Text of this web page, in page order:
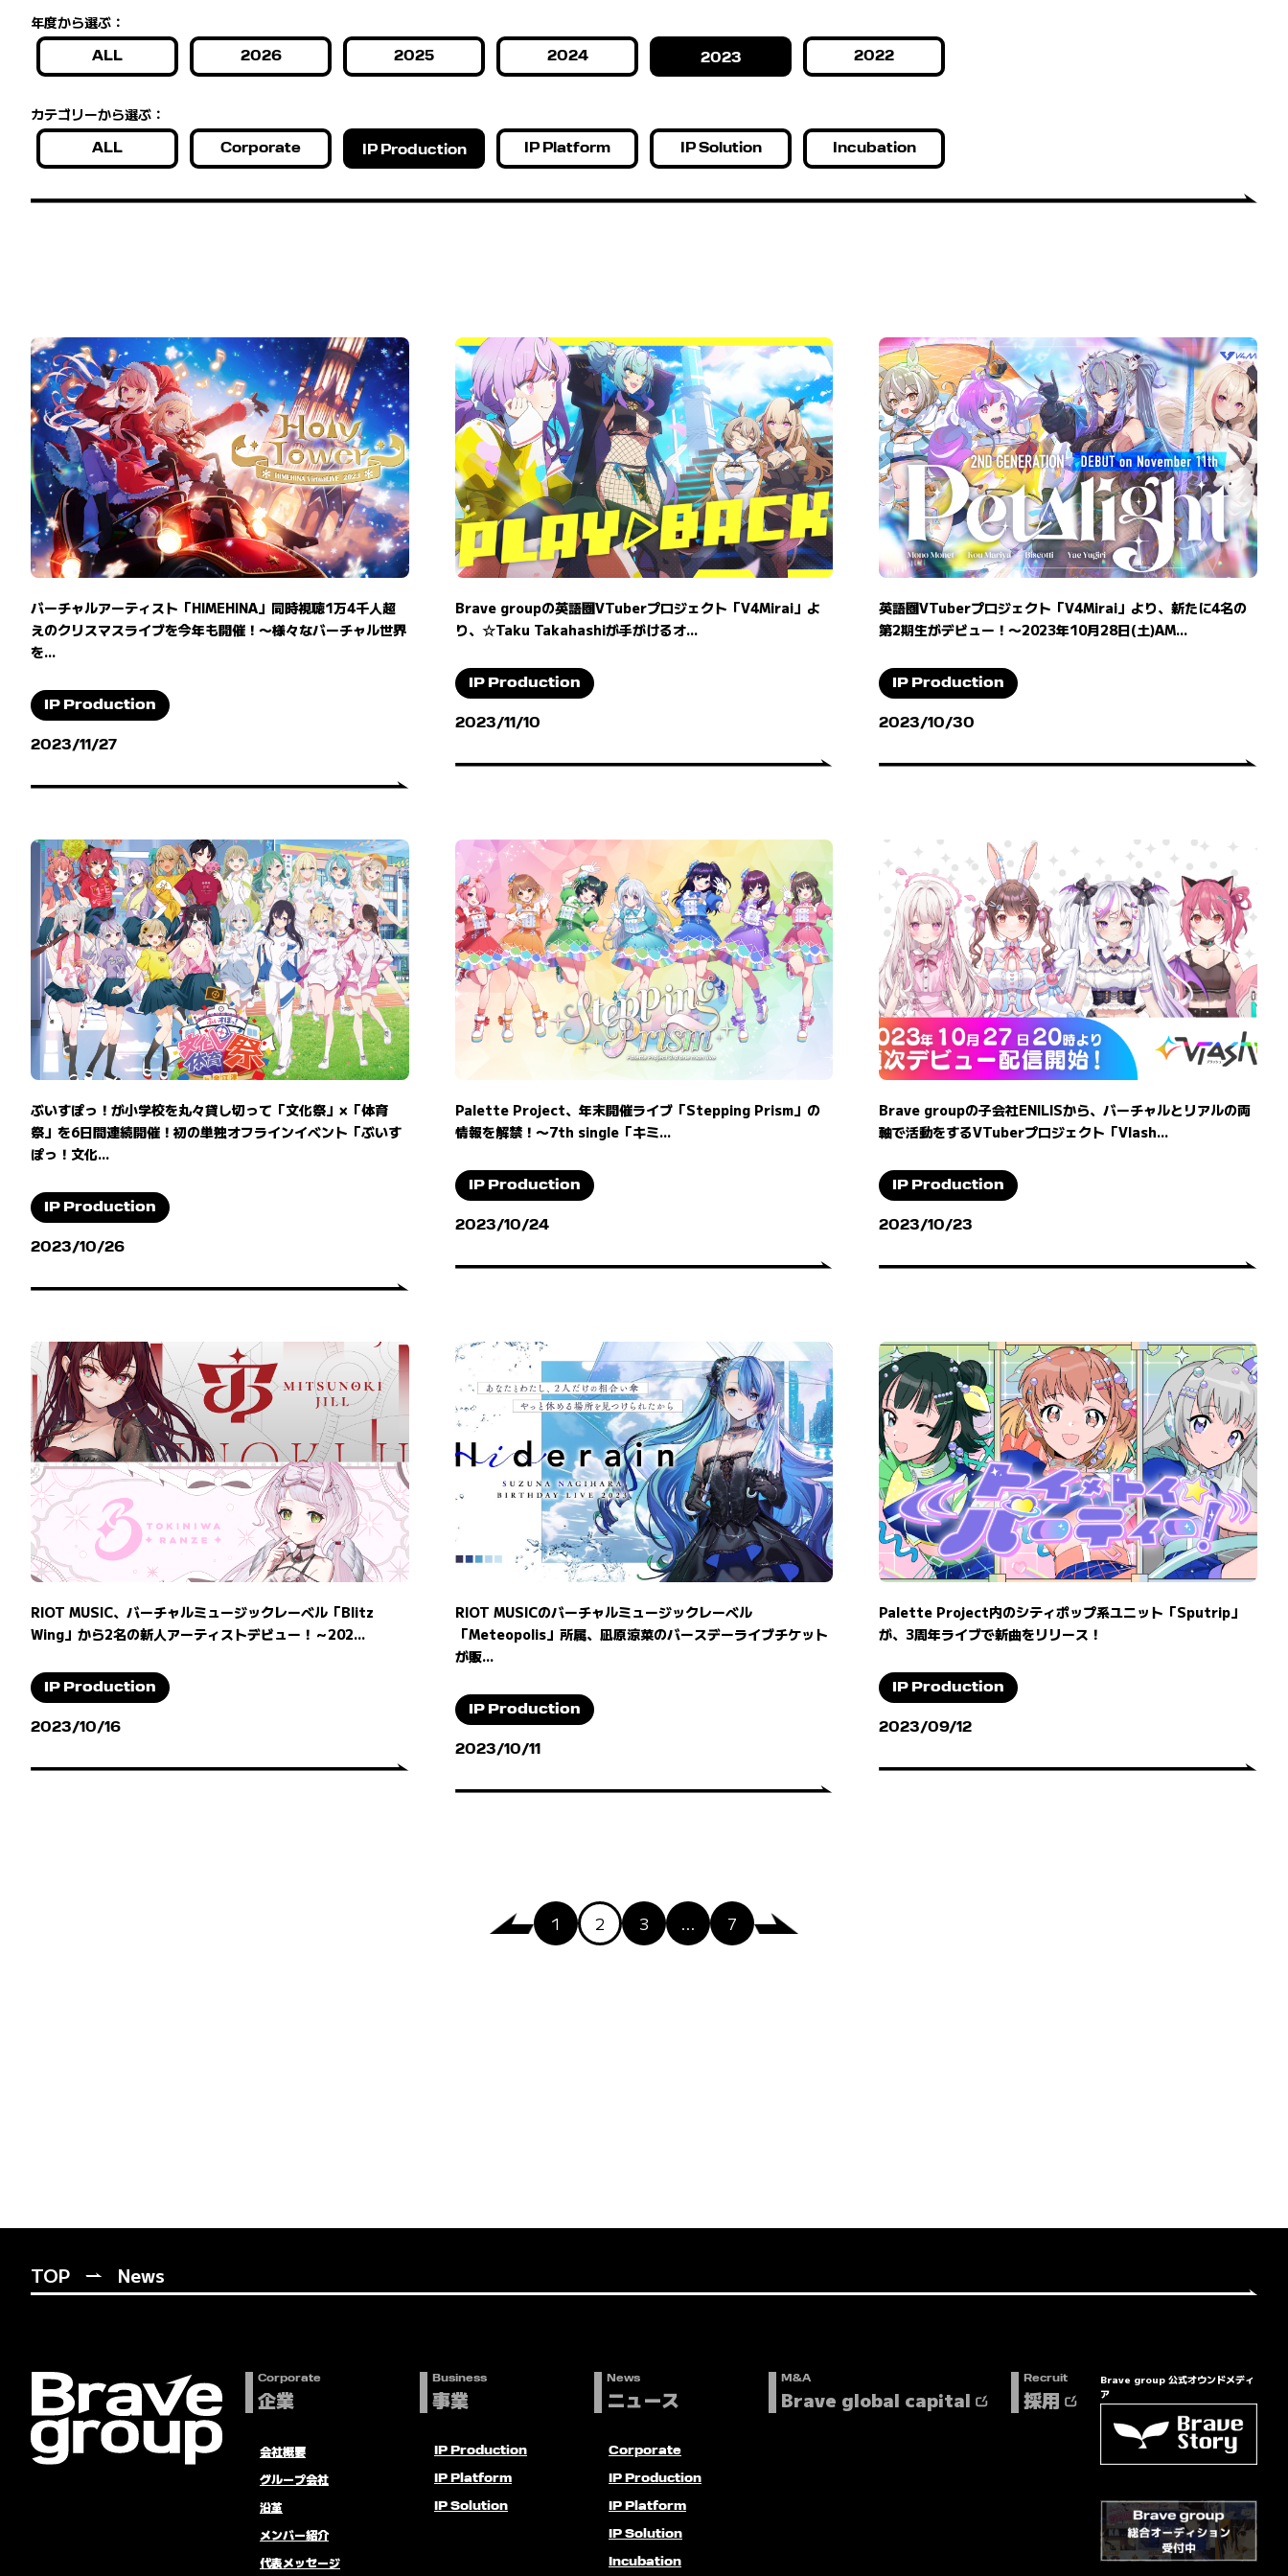
年度から選ぶ：
ALL 2026 2025 2024 2023 2022
カテゴリーから選ぶ：
ALL Corporate IP Production IP Platform IP Solution Incubation
バーチャルアーティスト「HIMEHINA」同時視聴1万4千人超
えのクリスマスライブを今年も開催！〜様々なバーチャル世界
を...
IP Production
2023/11/27
Brave groupの英語圏VTuberプロジェクト「V4Mirai」よ
り、☆Taku Takahashiが手がけるオ...
IP Production
2023/11/10
英語圏VTuberプロジェクト「V4Mirai」より、新たに4名の
第2期生がデビュー！〜2023年10月28日(土)AM...
IP Production
2023/10/30
ぶいすぽっ！が小学校を丸々貸し切って「文化祭」×「体育
祭」を6日間連続開催！初の単独オフラインイベント「ぶいす
ぽっ！文化...
IP Production
2023/10/26
Palette Project、年末開催ライブ「Stepping Prism」の
情報を解禁！〜7th single「キミ...
IP Production
2023/10/24
Brave groupの子会社ENILISから、バーチャルとリアルの両
軸で活動をするVTuberプロジェクト「Vlash...
IP Production
2023/10/23
RIOT MUSIC、バーチャルミュージックレーベル「Blitz
Wing」から2名の新人アーティストデビュー！～202...
IP Production
2023/10/16
RIOT MUSICのバーチャルミュージックレーベル
「Meteopolis」所属、凪原涼菜のバースデーライブチケット
が販...
IP Production
2023/10/11
Palette Project内のシティポップ系ユニット「Sputrip」
が、3周年ライブで新曲をリリース！
IP Production
2023/09/12
1 2 3 … 7
TOP News
Corporate
企業
会社概要
グループ会社
沿革
メンバー紹介
代表メッセージ
Business
事業
IP Production
IP Platform
IP Solution
News
ニュース
Corporate
IP Production
IP Platform
IP Solution
Incubation
M&A
Brave global capital
Recruit
採用
Brave group 公式オウンドメディ
ア